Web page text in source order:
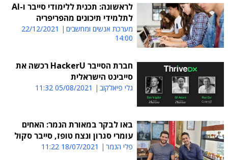
לראשונה: תכנית ללימודי סייבר ו-AI
לתלמידי תיכונים מהפריפריה
מערכת אנשים ומחשבים
22/12/2021
14:00
חברת הסייבר HackerU רכשה את
סייבינט הישראלית
גלי פיאלקוב 05/08/2021 11:32
באו לבקר במאורת הנמר: האחים
עומרי סגרון ונצח טופז, סייבר סקול
פלי הנמר 18/07/2021 11:22